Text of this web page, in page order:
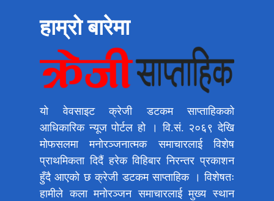
हाम्रो बारेमा
यो वेवसाइट क्रेजी डटकम साप्ताहिकको
आधिकारिक न्यूज पोर्टल हो । वि.सं. २०६९ देखि
मोफसलमा मनोरञ्जनात्मक समाचारलाई विशेष
प्राथमिकता दिदैं हरेक विहिबार निरन्तर प्रकाशन
हुँदै आएको छ क्रेजी डटकम साप्ताहिक । विशेषतः
हामीले कला मनोरञ्जन समाचारलाई मुख्य स्थान